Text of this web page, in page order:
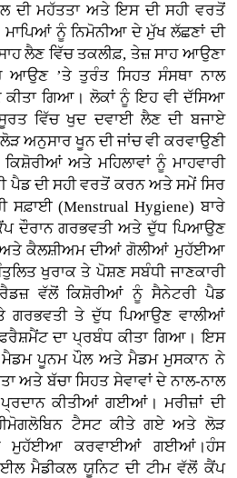
ਦੀ ਮਹੱਤਤਾ ਅਤੇ ਇਸ ਦੀ ਸਹੀ ਵਰਤੋਂ
ਮਾਪਿਆਂ ਨੂੰ ਨਿਮੋਨੀਆ ਦੇ ਮੁੱਖ ਲੱਛਣਾਂ ਦੀ
ਲੈਣ ਵਿੱਚ ਤਕਲੀਫ਼, ਤੇਜ਼ ਸਾਹ ਆਉਣਾ
ਆਉਣ ’ਤੇ ਤੁਰੰਤ ਸਿਹਤ ਸੰਸਥਾ ਨਾਲ
ਗਿਆ। ਲੋਕਾਂ ਨੂੰ ਇਹ ਵੀ ਦੱਸਿਆ
ਵਿੱਚ ਖੁਦ ਦਵਾਈ ਲੈਣ ਦੀ ਬਜਾਏ
ਅਨੁਸਾਰ ਖੂਨ ਦੀ ਜਾਂਚ ਵੀ ਕਰਵਾਉਣੀ
ਅਤੇ ਮਹਿਲਾਵਾਂ ਨੂੰ ਮਾਹਵਾਰੀ
ਪੈਡ ਦੀ ਸਹੀ ਵਰਤੋਂ ਕਰਨ ਅਤੇ ਸਮੇਂ ਸਿਰ
ਸਫ਼ਾਈ (Menstrual Hygiene) ਬਾਰੇ
ਦੌਰਾਨ ਗਰਭਵਤੀ ਅਤੇ ਦੁੱਧ ਪਿਆਉਣ
ਅਤੇ ਕੈਲਸ਼ੀਅਮ ਦੀਆਂ ਗੋਲੀਆਂ ਮੁਹੱਈਆ
ਖੁਰਾਕ ਤੇ ਪੋਸ਼ਣ ਸਬੰਧੀ ਜਾਣਕਾਰੀ
ਵੱਲੋਂ ਕਿਸ਼ੋਰੀਆਂ ਨੂੰ ਸੈਨੇਟਰੀ ਪੈਡ
ਤੇ ਦੁੱਧ ਪਿਆਉਣ ਵਾਲੀਆਂ
ਦਾ ਪ੍ਰਬੰਧ ਕੀਤਾ ਗਿਆ। ਇਸ
ਪੂਨਮ ਪੌਲ ਅਤੇ ਮੈਡਮ ਮੁਸਕਾਨ ਨੇ
ਅਤੇ ਬੱਚਾ ਸਿਹਤ ਸੇਵਾਵਾਂ ਦੇ ਨਾਲ-ਨਾਲ
ਪ੍ਰਦਾਨ ਕੀਤੀਆਂ ਗਈਆਂ। ਮਰੀਜ਼ਾਂ ਦੀ
ਟੈਸਟ ਕੀਤੇ ਗਏ ਅਤੇ ਲੋੜ
ਮੁਹੱਈਆ ਕਰਵਾਈਆਂ ਗਈਆਂ।ਹੰਸ
ਮੈਡੀਕਲ ਯੂਨਿਟ ਦੀ ਟੀਮ ਵੱਲੋਂ ਕੈਂਪ